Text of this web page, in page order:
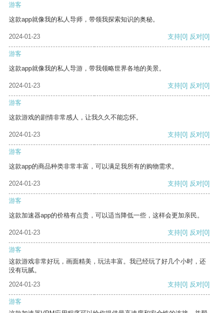
游客
这款app就像我的私人导师，带领我探索知识的奥秘。
2024-01-23 支持[0] 反对[0]
游客
这款app就像我的私人导游，带我领略世界各地的美景。
2024-01-23 支持[0] 反对[0]
游客
这款游戏的剧情非常感人，让我久久不能忘怀。
2024-01-23 支持[0] 反对[0]
游客
这款app的商品种类非常丰富，可以满足我所有的购物需求。
2024-01-23 支持[0] 反对[0]
游客
这款加速器app的价格有点贵，可以适当降低一些，这样会更加亲民。
2024-01-23 支持[0] 反对[0]
游客
这款游戏非常好玩，画面精美，玩法丰富。我已经玩了好几个小时，还
没有玩腻。
2024-01-23
支持[0] 反对[0]
游客